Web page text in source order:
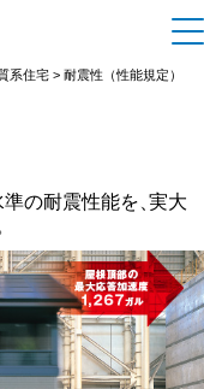
住宅 > 耐震性（性能規定）
の耐震性能を 実大